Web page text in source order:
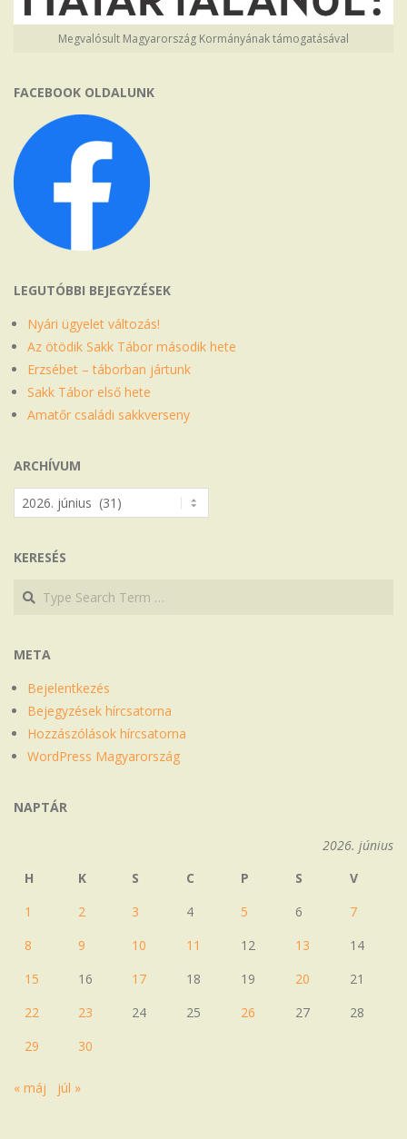
Megvalósult Magyarország Kormányának támogatásával
FACEBOOK OLDALUNK
LEGUTÓBBI BEJEGYZÉSEK
Nyári ügyelet változás!
Az ötödik Sakk Tábor második hete
Erzsébet – táborban jártunk
Sakk Tábor első hete
Amatőr családi sakkverseny
ARCHÍVUM
Archívum
KERESÉS
Search
Search
META
Bejelentkezés
Bejegyzések hírcsatorna
Hozzászólások hírcsatorna
WordPress Magyarország
NAPTÁR
2026. június
H
K S C P S
V
1
2 3 4 5 6
7
8
9 10 11 12 13
14
15
16 17 18 19 20
21
22
23 24 25 26 27
28
29
30
« máj júl »